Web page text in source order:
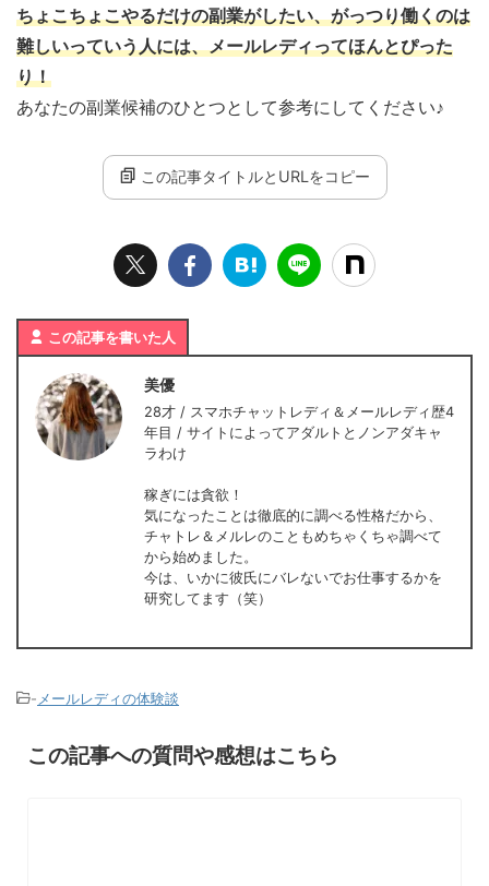
ちょこちょこやるだけの副業がしたい、がっつり働くのは
難しいっていう人には、メールレディってほんとぴった
り！
あなたの副業候補のひとつとして参考にしてください♪
この記事タイトルとURLをコピー
この記事を書いた人
美優
28才 / スマホチャットレディ＆メールレディ歴4
年目 / サイトによってアダルトとノンアダキャ
ラわけ
稼ぎには貪欲！
気になったことは徹底的に調べる性格だから、
チャトレ＆メルレのこともめちゃくちゃ調べて
から始めました。
今は、いかに彼氏にバレないでお仕事するかを
研究してます（笑）
- メールレディの体験談
この記事への質問や感想はこちら